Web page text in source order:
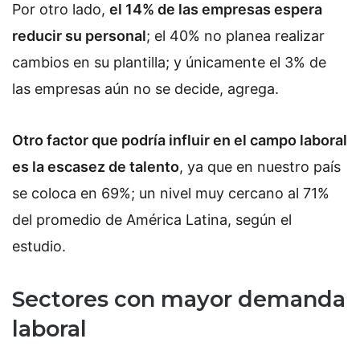
Por otro lado, el 14% de las empresas espera
reducir su personal; el 40% no planea realizar
cambios en su plantilla; y únicamente el 3% de
las empresas aún no se decide, agrega.
Otro factor que podría influir en el campo laboral
es la escasez de talento, ya que en nuestro país
se coloca en 69%; un nivel muy cercano al 71%
del promedio de América Latina, según el
estudio.
Sectores con mayor demanda
laboral